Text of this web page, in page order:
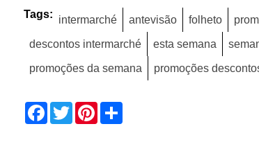
Tags: intermarché antevisão folheto
descontos intermarché
esta semana
promoções da semana
promoções
Facebook
TwitterPinterest
Share